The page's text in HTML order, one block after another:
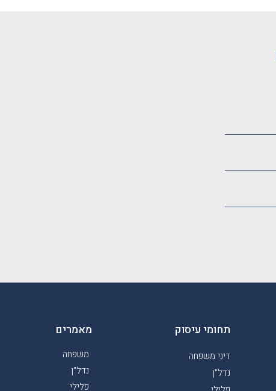
תחומי עיסוק
דיני משפחה
נדל"ן
מאמרים
משפחה
נדל"ן
פלילי